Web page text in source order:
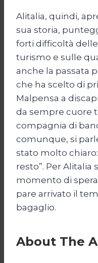
Alitalia, quindi,
sua storia,
forti difficoltà
turismo e sulle
anche la passata
che ha scelto di
Malpensa a
da sempre cuore
compagnia di
comunque, si
stato molto
resto”. Per Alitalia
momento di
pare arrivato il
bagaglio.
About The